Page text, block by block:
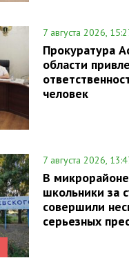
7 августа 2026,
Прокуратура
области
человек
7 августа 2026,
В
школьники за
совершили
серьезных